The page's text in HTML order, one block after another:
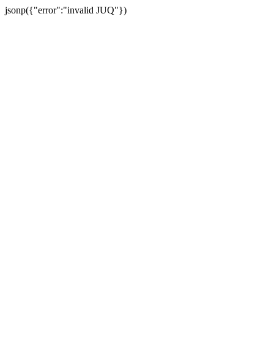
jsonp({"error":"invalid JUQ"})